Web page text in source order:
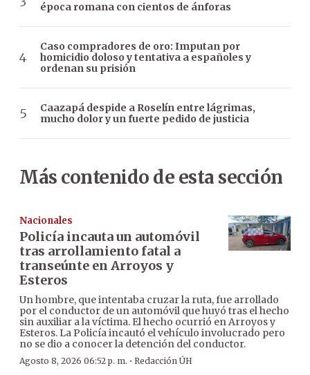
época romana con cientos de ánforas
Caso compradores de oro: Imputan por
homicidio doloso y tentativa a españoles y
ordenan su prisión
Caazapá despide a Roselín entre lágrimas,
mucho dolor y un fuerte pedido de justicia
Más contenido de esta sección
Nacionales
Policía incauta un automóvil
tras arrollamiento fatal a
transeúnte en Arroyos y
Esteros
Un hombre, que intentaba cruzar la ruta, fue arrollado
por el conductor de un automóvil que huyó tras el hecho
sin auxiliar a la víctima. El hecho ocurrió en Arroyos y
Esteros. La Policía incautó el vehículo involucrado pero
no se dio a conocer la detención del conductor.
Agosto 8, 2026 06:52 p. m. · Redacción ÚH